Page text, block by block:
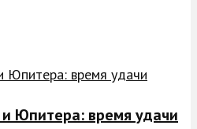
Юпитера: время удачи